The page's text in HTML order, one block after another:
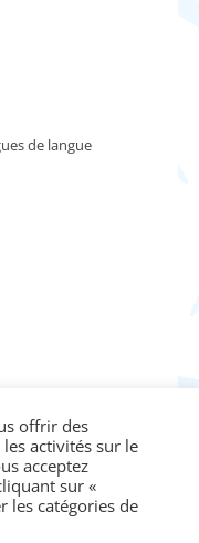
de langue
offrir des
activités sur le
acceptez
sur «
les catégories de